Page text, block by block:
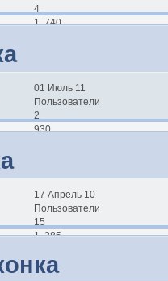
4
1 740
01 Июль 11
Пользователи
2
930
17 Апрель 10
Пользователи
15
1 285